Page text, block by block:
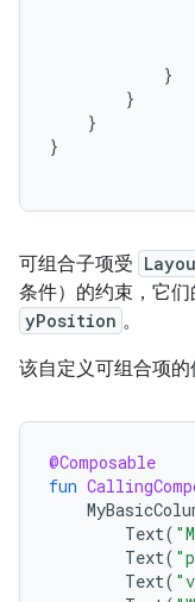
}
}
}
}
可组合子项受
条件）的约束，它
yPosition 。
该自定义可组合项的
@Composable
fun
Text(
Text(
Text(